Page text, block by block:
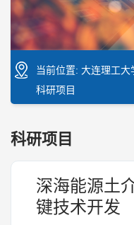
当前位置: 大连理工大
科研项目
科研项目
深海能源土
键技术开发